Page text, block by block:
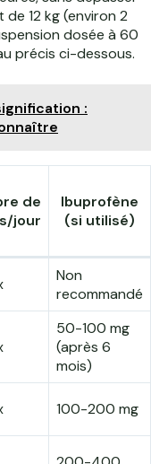
12 kg (environ 2
dosée à 60
précis ci-dessous.
:
de
jour
Ibuprofène
(si utilisé)
Non
recommandé
50-100 mg
(après 6
mois)
100-200 mg